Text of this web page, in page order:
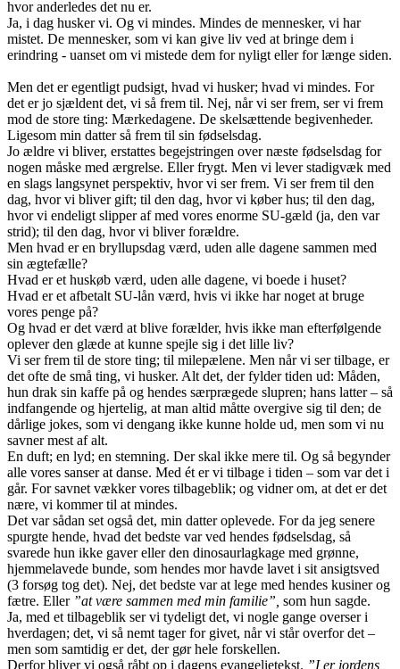
hvor anderledes det nu er.
Ja, i dag husker vi. Og vi mindes. Mindes de mennesker, vi har
mistet. De mennesker, som vi kan give liv ved at bringe dem i
erindring - uanset om vi mistede dem for nyligt eller for længe siden.
Men det er egentligt pudsigt, hvad vi husker; hvad vi mindes. For
det er jo sjældent det, vi så frem til. Nej, når vi ser frem, ser vi frem
mod de store ting: Mærkedagene. De skelsættende begivenheder.
Ligesom min datter så frem til sin fødselsdag.
Jo ældre vi bliver, erstattes begejstringen over næste fødselsdag for
nogen måske med ærgrelse. Eller frygt. Men vi lever stadigvæk med
en slags langsynet perspektiv, hvor vi ser frem. Vi ser frem til den
dag, hvor vi bliver gift; til den dag, hvor vi køber hus; til den dag,
hvor vi endeligt slipper af med vores enorme SU-gæld (ja, den var
strid); til den dag, hvor vi bliver forældre.
Men hvad er en bryllupsdag værd, uden alle dagene sammen med
sin ægtefælle?
Hvad er et huskøb værd, uden alle dagene, vi boede i huset?
Hvad er et afbetalt SU-lån værd, hvis vi ikke har noget at bruge
vores penge på?
Og hvad er det værd at blive forælder, hvis ikke man efterfølgende
oplever den glæde at kunne spejle sig i det lille liv?
Vi ser frem til de store ting; til milepælene. Men når vi ser tilbage, er
det ofte de små ting, vi husker. Alt det, der fylder tiden ud: Måden,
hun drak sin kaffe på og hendes særprægede slupren; hans latter – så
indfangende og hjertelig, at man altid måtte overgive sig til den; de
dårlige jokes, som vi dengang ikke kunne holde ud, men som vi nu
savner mest af alt.
En duft; en lyd; en stemning. Der skal ikke mere til. Og så begynder
alle vores sanser at danse. Med ét er vi tilbage i tiden – som var det i
går. For savnet vækker vores tilbageblik; og vidner om, at det er det
nære, vi kommer til at mindes.
Det var sådan set også det, min datter oplevede. For da jeg senere
spurgte hende, hvad det bedste var ved hendes fødselsdag, så
svarede hun ikke gaver eller den dinosaurlagkage med grønne,
hjemmelavede bunde, som hendes mor havde lavet i sit ansigtsved
(3 forsøg tog det). Nej, det bedste var at lege med hendes kusiner og
fætre. Eller ”at være sammen med min familie”, som hun sagde.
Ja, med et tilbageblik ser vi tydeligt det, vi nogle gange overser i
hverdagen; det, vi så nemt tager for givet, når vi står overfor det –
men som samtidig er det, der gør hele forskellen.
Derfor bliver vi også råbt op i dagens evangelietekst. ”I er jordens